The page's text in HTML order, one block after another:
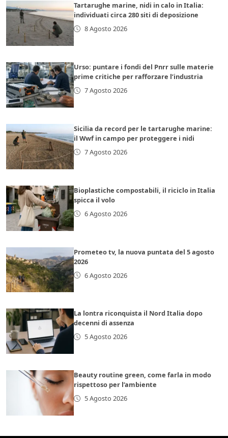
Tartarughe marine, nidi in calo in Italia:
individuati circa 280 siti di deposizione
8 Agosto 2026
Urso: puntare i fondi del Pnrr sulle materie
prime critiche per rafforzare l’industria
7 Agosto 2026
Sicilia da record per le tartarughe marine:
il Wwf in campo per proteggere i nidi
7 Agosto 2026
Bioplastiche compostabili, il riciclo in Italia
spicca il volo
6 Agosto 2026
Prometeo tv, la nuova puntata del 5 agosto
2026
6 Agosto 2026
La lontra riconquista il Nord Italia dopo
decenni di assenza
5 Agosto 2026
Beauty routine green, come farla in modo
rispettoso per l’ambiente
5 Agosto 2026